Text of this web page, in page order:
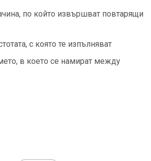
по който извършват повтарящи
с която те изпълняват
в което се намират между